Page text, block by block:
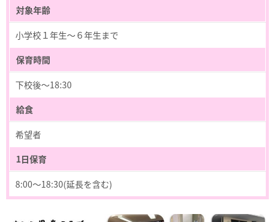
対象年齢
小学校１年生～６年生まで
保育時間
下校後～18:30
給食
希望者
1日保育
8:00～18:30(延長を含む)